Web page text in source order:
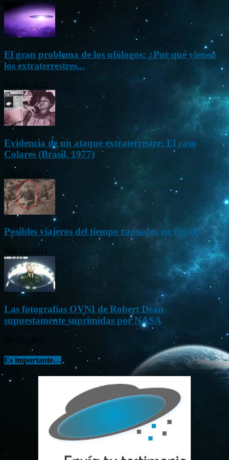
El gran problema de los ufólogos: ¿Por qué vienen
los extraterrestres...
Nov 26, 2012
Evidencia de un ataque extraterrestre: El caso
Colares (Brasil, 1977)
Ene 21, 2012
Posibles viajeros del tiempo captados en vídeo
Abr 13, 2013
Las fotografías OVNI de Robert Dean
supuestamente suprimidas por NASA
Es importante…